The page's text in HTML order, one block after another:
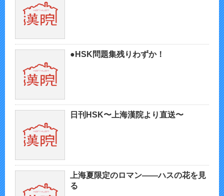
●HSK問題集残りわずか！
日刊HSK〜上海漢院より直送〜
上海夏限定のロマン——ハスの花を見
る